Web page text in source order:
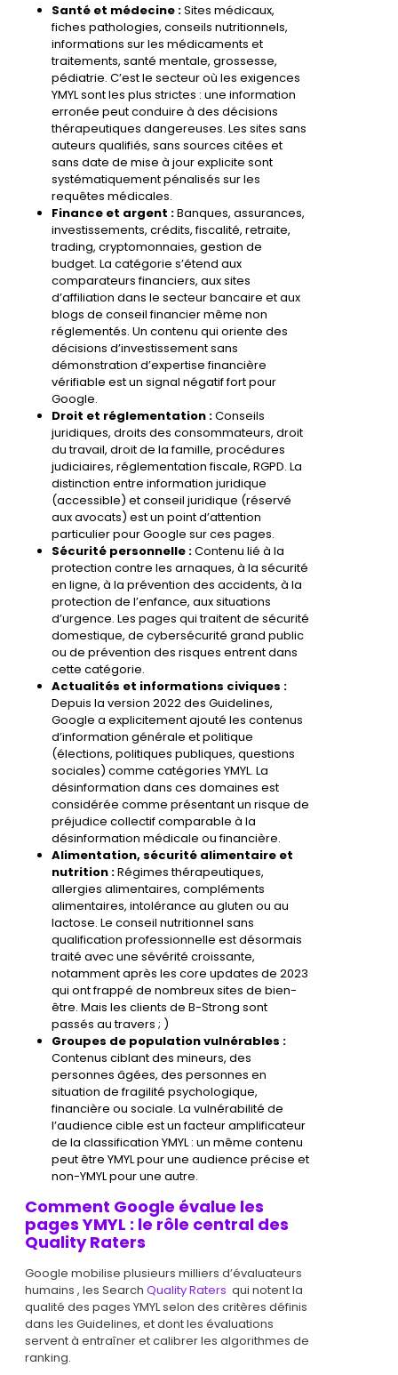
Santé et médecine :Sites médicaux,
fiches pathologies, conseils nutritionnels,
informations sur les médicaments et
traitements, santé mentale, grossesse,
pédiatrie. C’est le secteur où les exigences
YMYL sont les plus strictes : une information
erronée peut conduire à des décisions
thérapeutiques dangereuses. Les sites sans
auteurs qualifiés, sans sources citées et
sans date de mise à jour explicite sont
systématiquement pénalisés sur les
requêtes médicales.
Finance et argent :Banques, assurances,
investissements, crédits, fiscalité, retraite,
trading, cryptomonnaies, gestion de
budget. La catégorie s’étend aux
comparateurs financiers, aux sites
d’affiliation dans le secteur bancaire et aux
blogs de conseil financier même non
réglementés. Un contenu qui oriente des
décisions d’investissement sans
démonstration d’expertise financière
vérifiable est un signal négatif fort pour
Google.
Droit et réglementation :Conseils
juridiques, droits des consommateurs, droit
du travail, droit de la famille, procédures
judiciaires, réglementation fiscale, RGPD. La
distinction entre information juridique
(accessible) et conseil juridique (réservé
aux avocats) est un point d’attention
particulier pour Google sur ces pages.
Sécurité personnelle :Contenu lié à la
protection contre les arnaques, à la sécurité
en ligne, à la prévention des accidents, à la
protection de l’enfance, aux situations
d’urgence. Les pages qui traitent de sécurité
domestique, de cybersécurité grand public
ou de prévention des risques entrent dans
cette catégorie.
Actualités et informations civiques :
Depuis la version 2022 des Guidelines,
Google a explicitement ajouté les contenus
d’information générale et politique
(élections, politiques publiques, questions
sociales) comme catégories YMYL. La
désinformation dans ces domaines est
considérée comme présentant un risque de
préjudice collectif comparable à la
désinformation médicale ou financière.
Alimentation, sécurité alimentaire et
nutrition :Régimes thérapeutiques,
allergies alimentaires, compléments
alimentaires, intolérance au gluten ou au
lactose. Le conseil nutritionnel sans
qualification professionnelle est désormais
traité avec une sévérité croissante,
notamment après les core updates de 2023
qui ont frappé de nombreux sites de bien-
être. Mais les clients de B-Strong sont
passés au travers ; )
Groupes de population vulnérables :
Contenus ciblant des mineurs, des
personnes âgées, des personnes en
situation de fragilité psychologique,
financière ou sociale. La vulnérabilité de
l’audience cible est un facteur amplificateur
de la classification YMYL : un même contenu
peut être YMYL pour une audience précise et
non-YMYL pour une autre.
Comment Google évalue les
pages YMYL : le rôle central des
Quality Raters
Google mobilise plusieurs milliers d’évaluateurs
humains , les Search Quality Raters qui notent la
qualité des pages YMYL selon des critères définis
dans les Guidelines, et dont les évaluations
servent à entraîner et calibrer les algorithmes de
ranking.